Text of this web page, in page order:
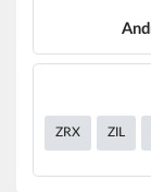
ZRX ZIL